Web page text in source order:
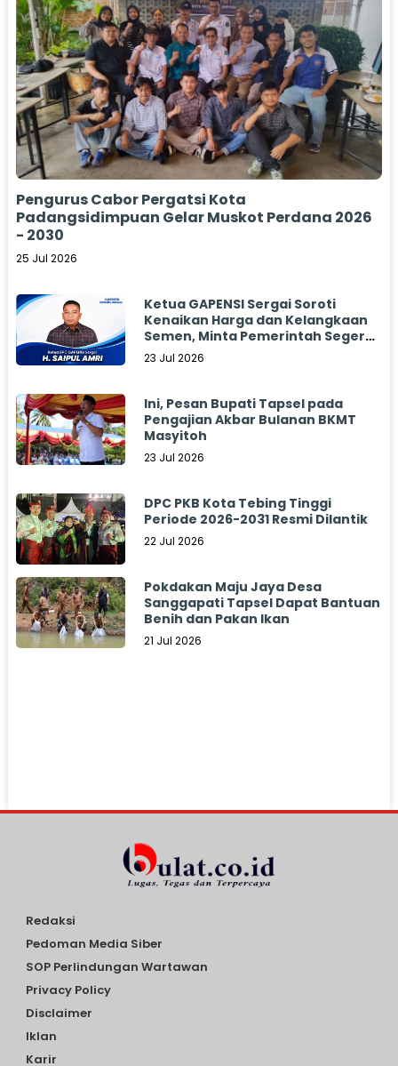
Pengurus Cabor Pergatsi Kota
Padangsidimpuan Gelar Muskot Perdana 2026
- 2030
25 Jul 2026
Ketua GAPENSI Sergai Soroti
Kenaikan Harga dan Kelangkaan
Semen, Minta Pemerintah Segera
Bertindak
23 Jul 2026
Ini, Pesan Bupati Tapsel pada
Pengajian Akbar Bulanan BKMT
Masyitoh
23 Jul 2026
DPC PKB Kota Tebing Tinggi
Periode 2026-2031 Resmi Dilantik
22 Jul 2026
Pokdakan Maju Jaya Desa
Sanggapati Tapsel Dapat Bantuan
Benih dan Pakan Ikan
21 Jul 2026
Redaksi
Pedoman Media Siber
SOP Perlindungan Wartawan
Privacy Policy
Disclaimer
Iklan
Karir